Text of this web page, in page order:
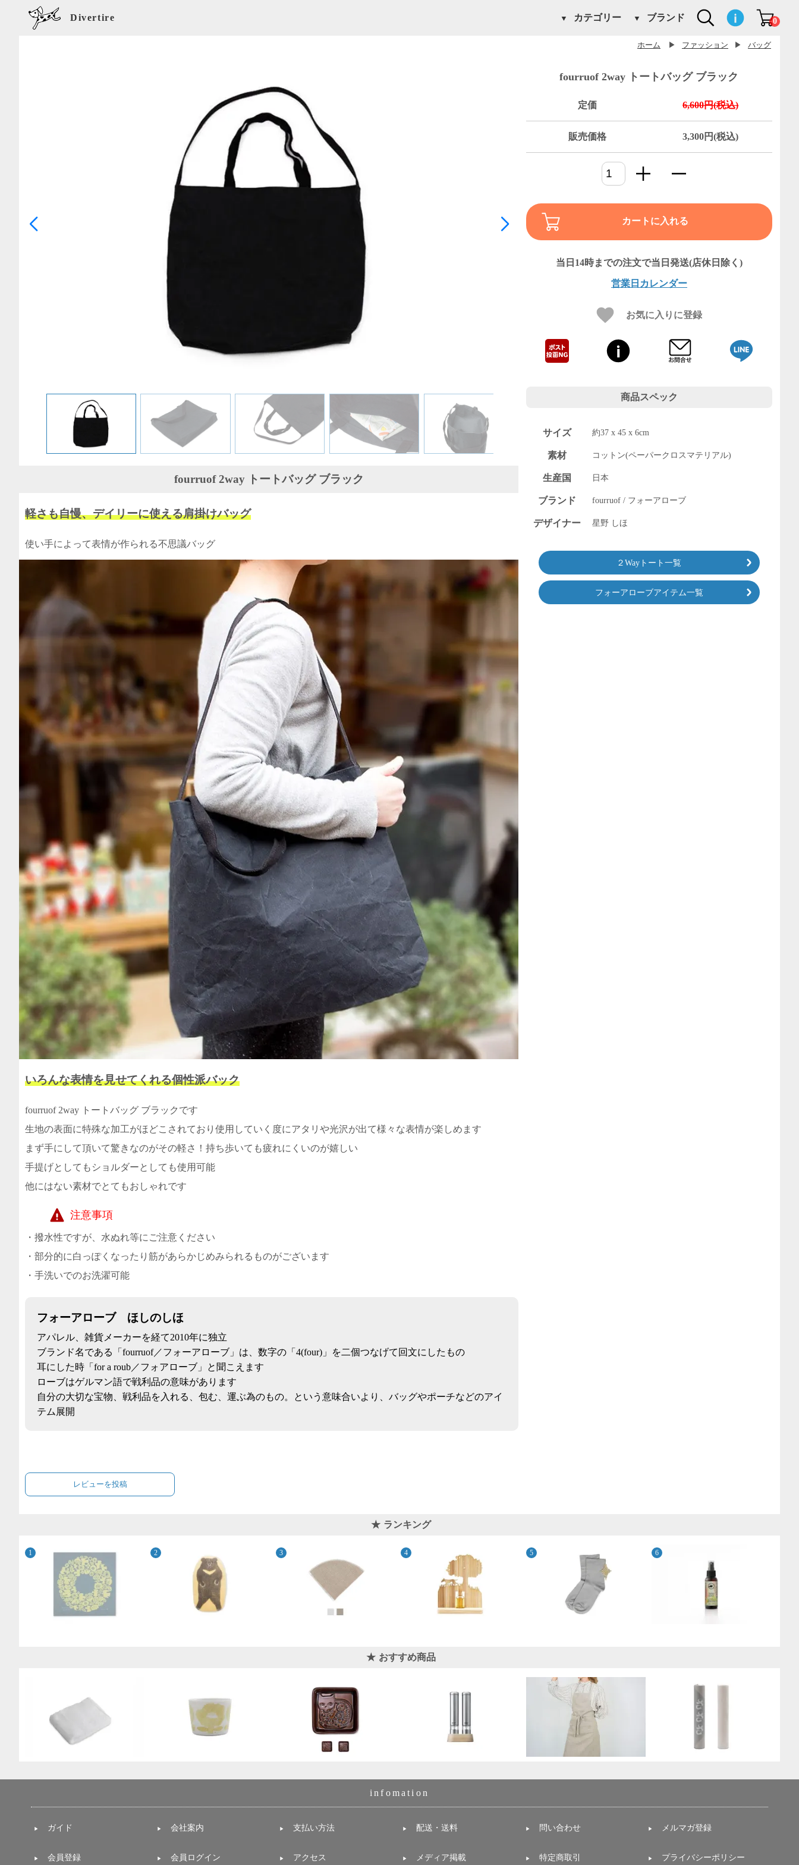
Divertire カテゴリー ブランド 0
ホーム ▶ ファッション ▶ バッグ
fourruof 2way トートバッグ ブラック
定価 6,600円(税込)
販売価格 3,300円(税込)
カートに入れる
営業日カレンダー
お気に入りに登録
fourruof 2way トートバッグ ブラック
軽さも自慢、デイリーに使える肩掛けバッグ
使い手によって表情が作られる不思議バッグ
いろんな表情を見せてくれる個性派バック
fourruof 2way トートバッグ ブラックです
生地の表面に特殊な加工がほどこされており使用していく度にアタリや光沢が出て様々な表情が楽しめます
まず手にして頂いて驚きなのがその軽さ！持ち歩いても疲れにくいのが嬉しい
手提げとしてもショルダーとしても使用可能
他にはない素材でとてもおしゃれです
注意事項
・撥水性ですが、水ぬれ等にご注意ください
・部分的に白っぽくなったり筋があらかじめみられるものがございます
・手洗いでのお洗濯可能
フォーアローブ ほしのしほ
アパレル、雑貨メーカーを経て2010年に独立
ブランド名である「fourruof／フォーアローブ」は、数字の「4(four)」を二個つなげて回文にしたもの
耳にした時「for a roub／フォアローブ」と聞こえます
ローブはゲルマン語で戦利品の意味があります
自分の大切な宝物、戦利品を入れる、包む、運ぶ為のもの。という意味合いより、バッグやポーチなどのアイ
テム展開
商品スペック
サイズ 約37 x 45 x 6cm
素材 コットン(ペーパークロスマテリアル)
生産国 日本
ブランド fourruof / フォーアローブ
デザイナー 星野 しほ
２Wayトート一覧
フォーアローブアイテム一覧
レビューを投稿
ランキング
おすすめ商品
infomation
ガイド 会社案内 支払い方法 配送・送料 問い合わせ メルマガ登録
会員登録 会員ログイン アクセス メディア掲載 特定商取引 プライバシーポリシー